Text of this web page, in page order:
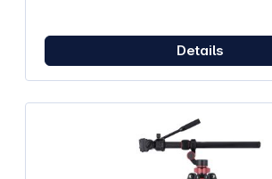
Details